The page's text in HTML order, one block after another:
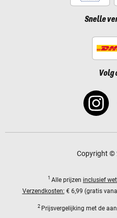
Snelle
Volg
Copyright ©
1 Alle prijzen inclusief
Verzendkosten: € 6,99 (gratis
2 Prijsvergelijking met de